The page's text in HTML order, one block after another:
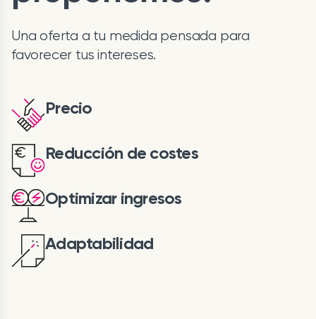
Una oferta a tu medida pensada para
favorecer tus intereses.
Precio
Reducción de costes
Optimizar ingresos
Adaptabilidad